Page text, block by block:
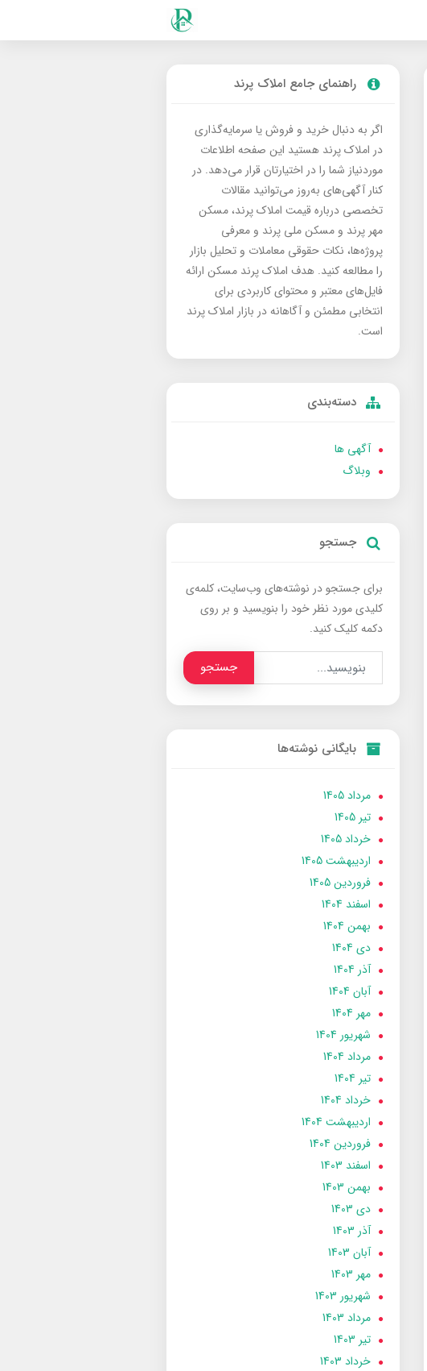
راهنمای جامع املاک پرند
اگر به دنبال خرید و فروش یا سرمایه‌گذاری
در املاک پرند هستید این صفحه اطلاعات
موردنیاز شما را در اختیارتان قرار می‌دهد. در
کنار آگهی‌های به‌روز می‌توانید مقالات
تخصصی درباره قیمت املاک پرند، مسکن
مهر پرند و مسکن ملی پرند و معرفی
پروژه‌ها، نکات حقوقی معاملات و تحلیل بازار
را مطالعه کنید. هدف املاک پرند مسکن ارائه
فایل‌های معتبر و محتوای کاربردی برای
انتخابی مطمئن و آگاهانه در بازار املاک پرند
است.
دسته‌بندی
آگهی ها
وبلاگ
جستجو
برای جستجو در نوشته‌های وب‌سایت، کلمه‌ی
کلیدی مورد نظر خود را بنویسید و بر روی
دکمه کلیک کنید.
جستجو
بایگانی نوشته‌ها
مرداد 1405
تير 1405
خرداد 1405
ارديبهشت 1405
فروردین 1405
اسفند 1404
بهمن 1404
دی 1404
آذر 1404
آبان 1404
مهر 1404
شهریور 1404
مرداد 1404
تير 1404
خرداد 1404
ارديبهشت 1404
فروردین 1404
اسفند 1403
بهمن 1403
دی 1403
آذر 1403
آبان 1403
مهر 1403
شهریور 1403
مرداد 1403
تير 1403
خرداد 1403